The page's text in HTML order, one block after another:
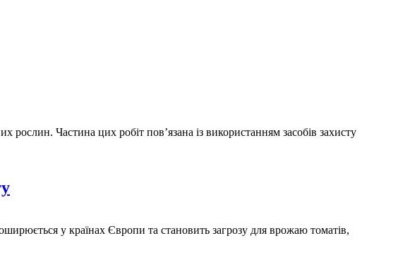
Частина цих робіт пов’язана із використанням засобів захисту
у країнах Європи та становить загрозу для врожаю томатів,